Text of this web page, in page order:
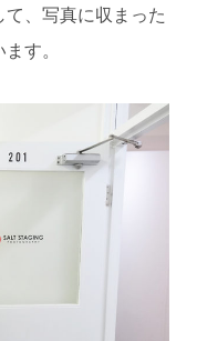
、写真に収まった
す。